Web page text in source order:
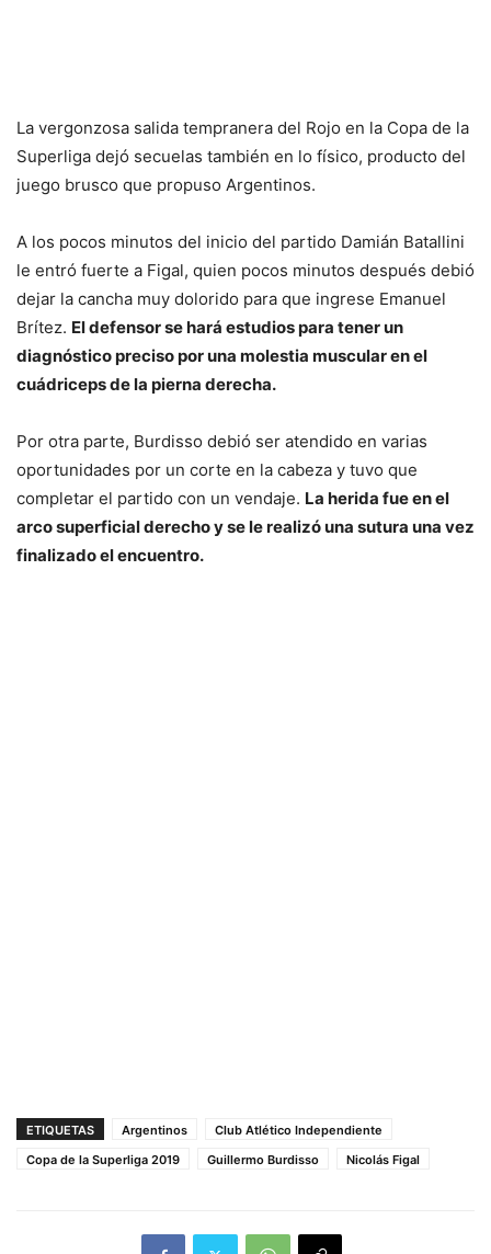
La vergonzosa salida tempranera del Rojo en la Copa de la
Superliga dejó secuelas también en lo físico, producto del
juego brusco que propuso Argentinos.
A los pocos minutos del inicio del partido Damián Batallini
le entró fuerte a Figal, quien pocos minutos después debió
dejar la cancha muy dolorido para que ingrese Emanuel
Brítez. El defensor se hará estudios para tener un
diagnóstico preciso por una molestia muscular en el
cuádriceps de la pierna derecha.
Por otra parte, Burdisso debió ser atendido en varias
oportunidades por un corte en la cabeza y tuvo que
completar el partido con un vendaje. La herida fue en el
arco superficial derecho y se le realizó una sutura una vez
finalizado el encuentro.
ETIQUETAS Argentinos
Club Atlético Independiente
Copa de la Superliga 2019
Guillermo Burdisso Nicolás Figal